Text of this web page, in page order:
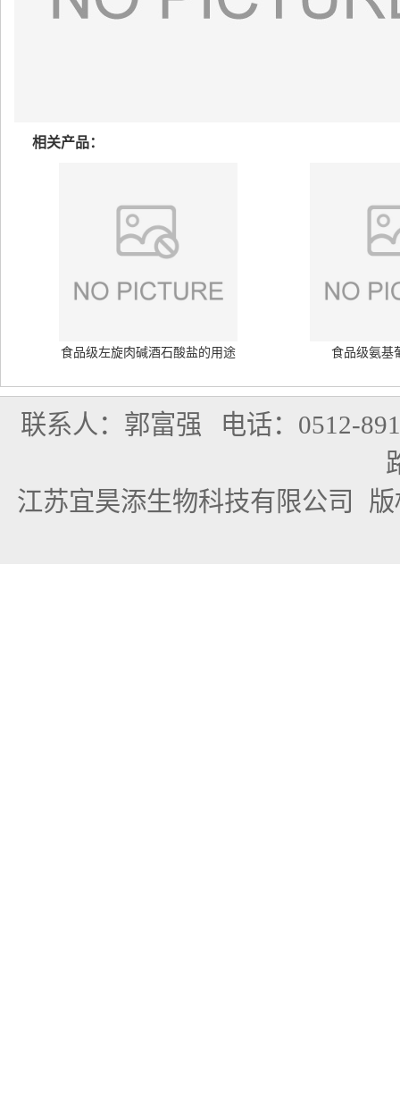
相关产品：
食品级左旋肉碱酒石酸盐的用途 食品级氨基
联系人：郭富强 电话：0512-
江苏宜昊添生物科技有限公司